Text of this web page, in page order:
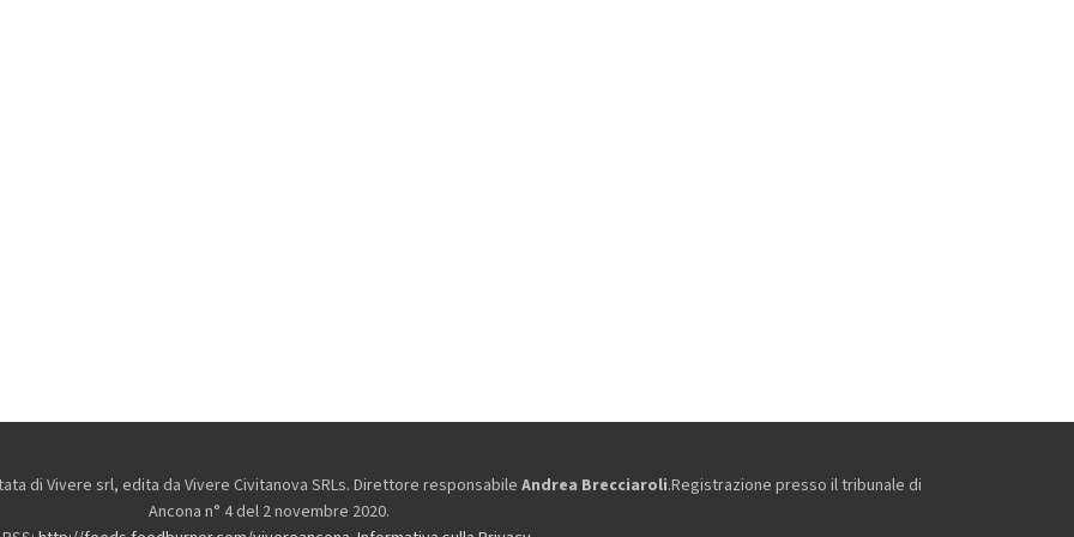
di Vivere srl, edita da Vivere Civitanova SRLs. Direttore responsabile Andrea Brecciaroli.Registrazione presso il tribunale di
Ancona n° 4 del 2 novembre 2020.